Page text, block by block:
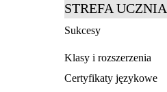
STREFA UCZNIA
Sukcesy
Klasy i rozszerzenia
Certyfikaty językowe